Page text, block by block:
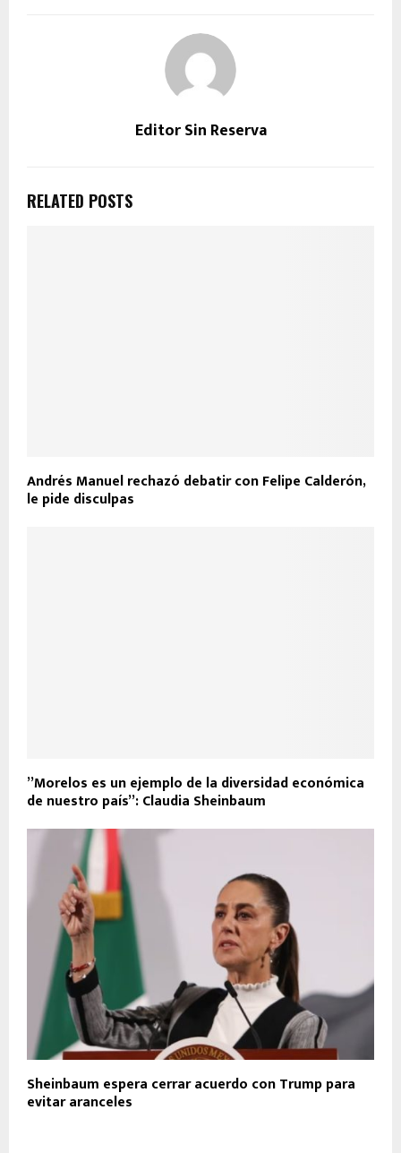
Editor Sin Reserva
RELATED POSTS
Andrés Manuel rechazó debatir con Felipe Calderón,
le pide disculpas
’’Morelos es un ejemplo de la diversidad económica
de nuestro país”: Claudia Sheinbaum
Sheinbaum espera cerrar acuerdo con Trump para
evitar aranceles